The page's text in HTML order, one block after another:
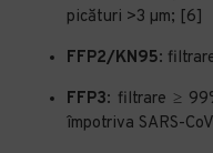
picături >3 µm; [6]
FFP2/KN95:
FFP3: filtrare ≥
împotriva SARS-